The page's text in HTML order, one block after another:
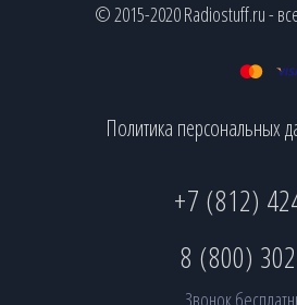
© 2015-2020 Radiostuff.ru -
Политика персональных
+7 (812)
8 (800)